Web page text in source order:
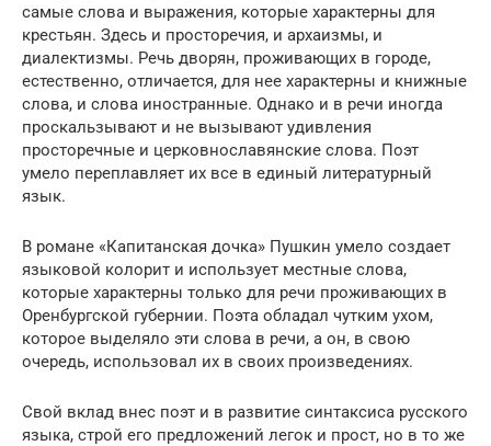
самые слова и выражения, которые характерны для
крестьян. Здесь и просторечия, и архаизмы, и
диалектизмы. Речь дворян, проживающих в городе,
естественно, отличается, для нее характерны и книжные
слова, и слова иностранные. Однако и в речи иногда
проскальзывают и не вызывают удивления
просторечные и церковнославянские слова. Поэт
умело переплавляет их все в единый литературный
язык.
В романе «Капитанская дочка» Пушкин умело создает
языковой колорит и использует местные слова,
которые характерны только для речи проживающих в
Оренбургской губернии. Поэта обладал чутким ухом,
которое выделяло эти слова в речи, а он, в свою
очередь, использовал их в своих произведениях.
Свой вклад внес поэт и в развитие синтаксиса русского
языка, строй его предложений легок и прост, но в то же